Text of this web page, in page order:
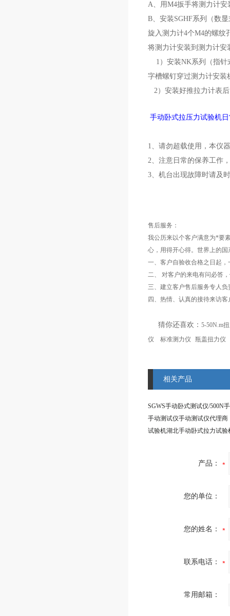
A、用M4扳手将测力计
B、安装SGHF系列（数
旋入测力计4个M4的螺纹
将测力计安装到测力计安
1）安装NK系列（指针
字槽螺钉穿过测力计安装
2）安装好推拉力计表
手动卧式拉压力试验机
1、请勿超载使用，本仪
2、注意日常的保养工作
3、机台出现故障时请及
售后服务：
我公历来以个客户满意为*要
心，用得开心得。世界上的
一、客户自验收合格之日起
二、 对客户的来电有问必答
三、建立客户售后服务专人
四、热情、认真的接待来访
猜你还喜欢： 5-50N.m
仪
标准测力仪 瓶盖扭力仪
相关产品
手动测试仪手动测试仪代理商
试验机湖北手动卧式拉力试验
产品：
您的单位：
您的姓名：
联系电话：
常用邮箱：